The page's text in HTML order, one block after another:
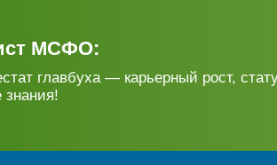
МСФО:
главбуха — карьерный рост,
знания!